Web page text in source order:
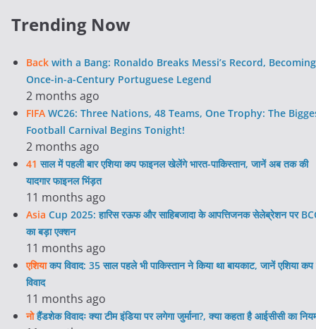
Trending Now
Back with a Bang: Ronaldo Breaks Messi’s Record,
Once-in-a-Century Portuguese Legend
2 months ago
FIFA WC26: Three Nations, 48 Teams, One Trophy: The
Football Carnival Begins Tonight!
2 months ago
41 साल में पहली बार एशिया कप फाइनल खेलेंगे भारत-पाकिस्तान, जानें अब तक की
यादगार फाइनल भिंड़त
11 months ago
Asia Cup 2025: हारिस रऊफ और साहिबजादा के आपत्तिजनक सेलेब्रेशन पर
का बड़ा एक्शन
11 months ago
एशियाकप विवाद: 35 साल पहले भी पाकिस्तान ने किया था बायकाट, जानें एशिया
विवाद
11 months ago
नोहैंडशेक विवादः क्या टीम इंडिया पर लगेगा जुर्माना?, क्या कहता है आईसीसी का